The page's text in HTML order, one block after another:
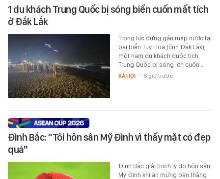
1 du khách Trung Quốc bị sóng biển cuốn mất tích
ở Đắk Lắk
Trong lúc đứng gần mép nước tại
bãi biển Tuy Hòa (tỉnh Đắk Lắk),
một nam du khách quốc tịch
Trung Quốc bị sóng lớn cuốn…
XÃ HỘI - 6 giờ trước
Đình Bắc: "Tôi hôn sân Mỹ Đình vì thấy mặt cỏ đẹp
quá"
Đình Bắc giải thích lý do hôn sân
Mỹ Đình khi ăn mừng bàn thắng